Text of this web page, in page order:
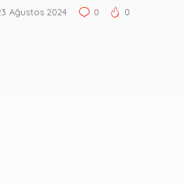
Ağustos 2024 0 0